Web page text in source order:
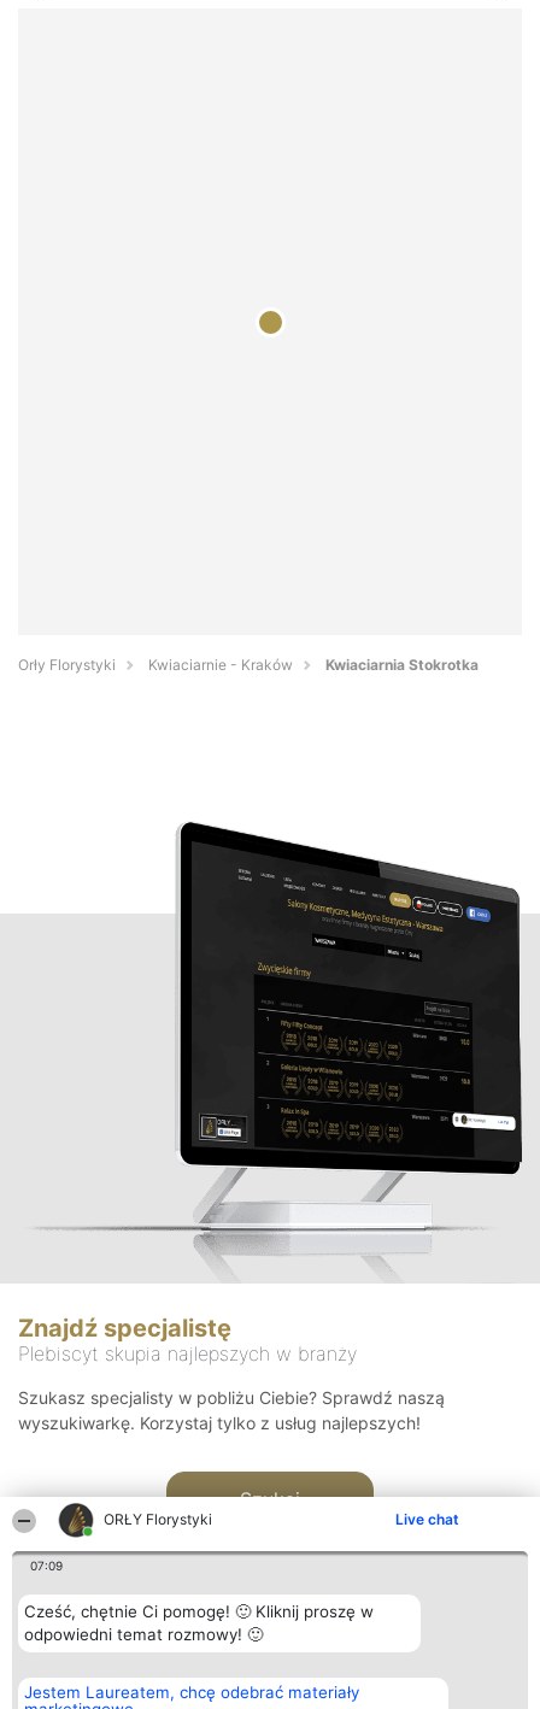
ORŁY Florystyki Live chat
07:09
Cześć, chętnie Ci pomogę! 🙂 Kliknij proszę w
odpowiedni temat rozmowy! 🙂
Jestem Laureatem, chcę odebrać materiały
Orły Florystyki Kwiaciarnie - Kraków Kwiaciarnia Stokrotka
Znajdź specjalistę
Plebiscyt skupia najlepszych w branży
Szukasz specjalisty w pobliżu Ciebie? Sprawdź naszą
wyszukiwarkę. Korzystaj tylko z usług najlepszych!
Szukaj
Organizator plebiscytu
Bright Side Solutions sp. z o.
Plebiscyt
Laureaci
Kontakt
Kontakt